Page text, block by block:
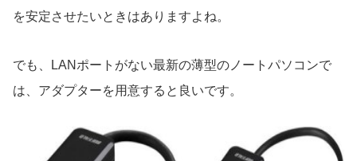
を安定させたいときはありますよね。
でも、LANポートがない最新の薄型のノートパソコンで
は、アダプターを用意すると良いです。